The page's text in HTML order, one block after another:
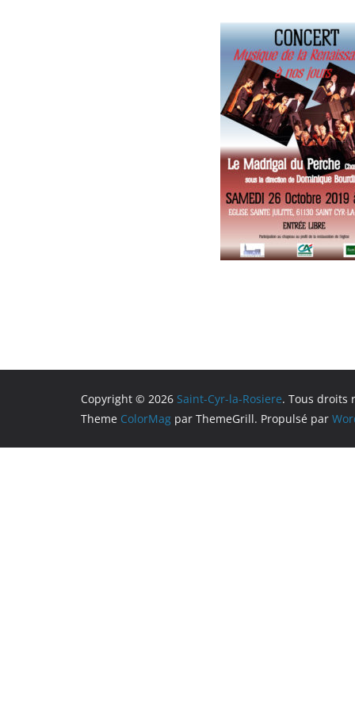
Copyright © 2026 Saint-Cyr-la-Rosiere. Tous droits
Theme ColorMag par ThemeGrill. Propulsé par